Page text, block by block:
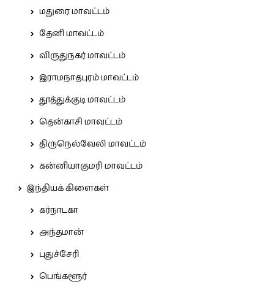
மதுரை மாவட்டம்
தேனி மாவட்டம்
விருதுநகர் மாவட்டம்
இராமநாதபுரம் மாவட்டம்
தூத்துக்குடி மாவட்டம்
தென்காசி மாவட்டம்
திருநெல்வேலி மாவட்டம்
கன்னியாகுமரி மாவட்டம்
இந்தியக் கிளைகள்
கர்நாடகா
அந்தமான்
புதுச்சேரி
பெங்களூர்